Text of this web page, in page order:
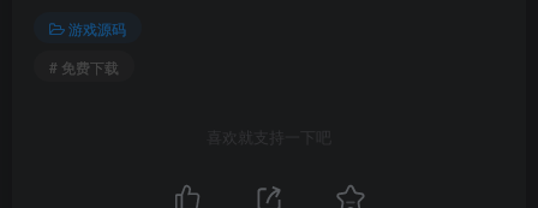
游戏源码
# 免费下载
喜欢就支持一下吧